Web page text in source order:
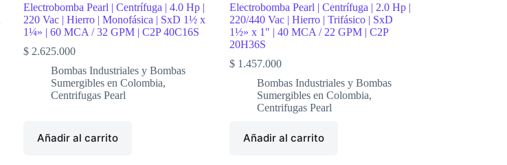
Electrobomba Pearl | Centrífuga | 4.0 Hp |
220 Vac | Hierro | Monofásica | SxD 1½ x
1¼» | 60 MCA / 32 GPM | C2P 40C16S
$2.625.000
Bombas Industriales y Bombas
Sumergibles en Colombia,
Centrifugas Pearl
Añadir al carrito
Electrobomba Pearl | Centrífuga | 2.0 Hp |
220/440 Vac | Hierro | Trifásico | SxD
1½» x 1″ | 40 MCA / 22 GPM | C2P
20H36S
$1.457.000
Bombas Industriales y Bombas
Sumergibles en Colombia,
Centrifugas Pearl
Añadir al carrito